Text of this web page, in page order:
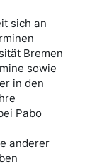
sich an
Bremen
sowie
in den
Pabo
anderer